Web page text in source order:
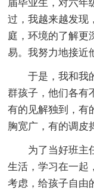
届毕业生，对六年
过，我越来越发现
庭，环境的了解更
易。我努力地接近
于是，我和我
群孩子，他们各有
有的见解独到，有
胸宽广，有的调
为了当好班主
生活，学习在一起
考虑，给孩子自由